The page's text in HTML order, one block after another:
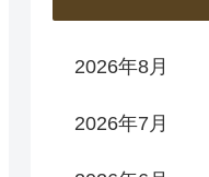
2026年8月
2026年7月